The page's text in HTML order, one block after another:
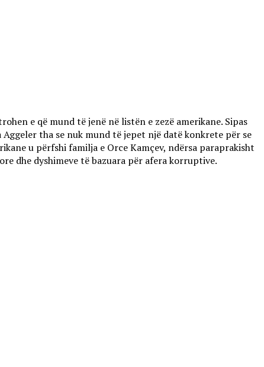
e që mund të jenë në listën e zezë amerikane. Sipas
tha se nuk mund të jepet një datë konkrete për se
u përfshi familja e Orce Kamçev, ndërsa paraprakisht
dhe dyshimeve të bazuara për afera korruptive.